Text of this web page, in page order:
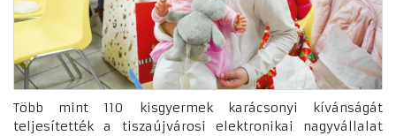
Több mint 110 kisgyermek karácsonyi kívánságát
teljesítették a tiszaújvárosi elektronikai nagyvállalat